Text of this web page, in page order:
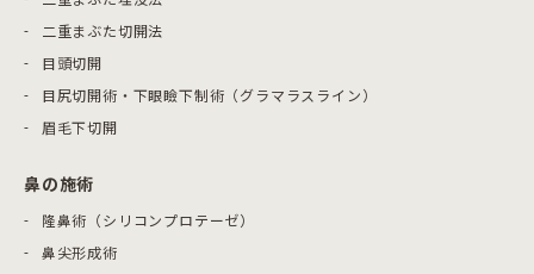
二重まぶた切開法
目頭切開
目尻切開術・下眼瞼下制術（グラマラスライン）
眉毛下切開
鼻の施術
隆鼻術（シリコンプロテーゼ）
鼻尖形成術